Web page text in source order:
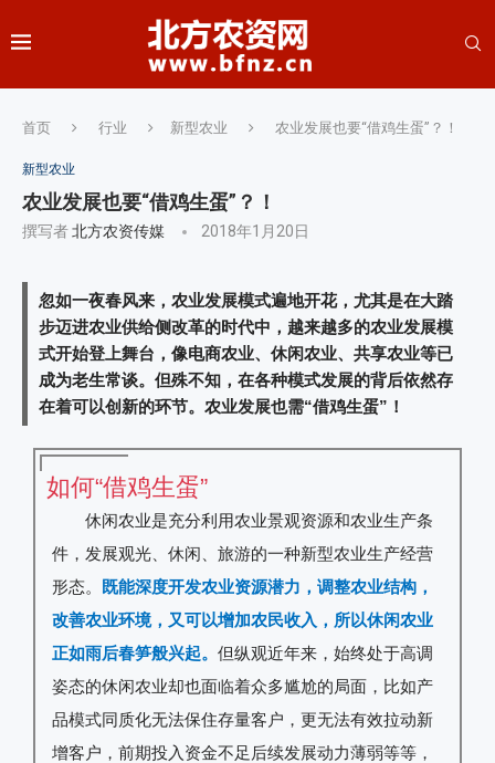
首页 行业 新型农业 农业发展也要“借鸡生蛋”？！
新型农业
农业发展也要“借鸡生蛋”？！
撰写者北方农资传媒 2018年1月20日
忽如一夜春风来，农业发展模式遍地开花，尤其是在大踏
步迈进农业供给侧改革的时代中，越来越多的农业发展模
式开始登上舞台，像电商农业、休闲农业、共享农业等已
成为老生常谈。但殊不知，在各种模式发展的背后依然存
在着可以创新的环节。农业发展也需“借鸡生蛋”！
如何“借鸡生蛋”
休闲农业是充分利用农业景观资源和农业生产条
件，发展观光、休闲、旅游的一种新型农业生产经营
形态。
既能深度开发农业资源潜力，调整农业结构，
改善农业环境，又可以增加农民收入，所以休闲农业
正如雨后春笋般兴起。 但纵观近年来，始终处于高调
姿态的休闲农业却也面临着众多尴尬的局面，比如产
品模式同质化无法保住存量客户，更无法有效拉动新
增客户，前期投入资金不足后续发展动力薄弱等等，